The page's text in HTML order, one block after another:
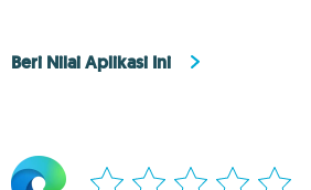
Beri Nilai Aplikasi Ini